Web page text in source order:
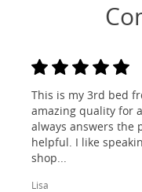
This is my 3rd bed
amazing quality for
always answers the
helpful. I like
shop...
Lisa